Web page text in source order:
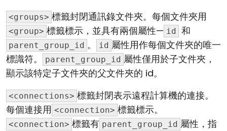
<groups> 標籤封閉通訊錄文件夾。每個文件夾用
<group> 標籤標示，並具有兩個屬性— id 和
parent_group_id 。 id 屬性用作每個文件夾的唯一
標識符。
parent_group_id 屬性僅用於子文件夾，
顯示該特定子文件夾的父文件夾的 id。
<connections> 標籤封閉表示遠程計算機的連接。
每個連接用 <connection> 標籤標示。
<connection> 標籤有 parent_group_id 屬性，指